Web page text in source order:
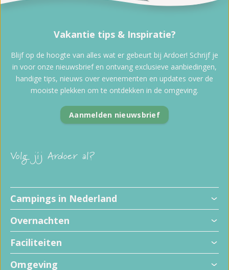
Volg jij Ardoer al?
Campings in Nederland
Overnachten
Faciliteiten
Omgeving
Vakantie tips & Inspiratie?
Blijf op de hoogte van alles wat er gebeurt bij Ardoer! Schrijf je
in voor onze nieuwsbrief en ontvang exclusieve aanbiedingen,
handige tips, nieuws over evenementen en updates over de
mooiste plekken om te ontdekken in de omgeving.
Aanmelden nieuwsbrief